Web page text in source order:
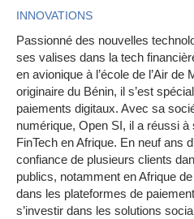
INNOVATIONS
Passionné des nouvelles
ses valises dans la tech
en avionique à l’école de l’Air
originaire du Bénin, il s’est
paiements digitaux. Avec sa
numérique, Open SI, il a réussi à
FinTech en Afrique. En neuf ans
confiance de plusieurs clients
publics, notamment en Afrique
dans les plateformes de
s’investir dans les solutions